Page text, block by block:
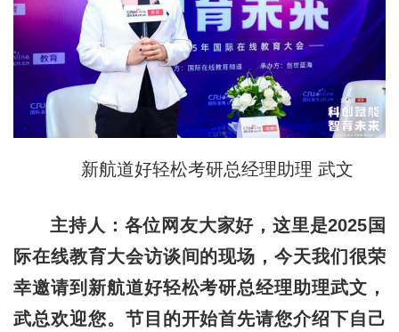
新航道好轻松考研总经理助理 武文
主持人：各位网友大家好，这里是2025国
际在线教育大会访谈间的现场，今天我们很荣
幸邀请到新航道好轻松考研总经理助理武文，
武总欢迎您。节目的开始首先请您介绍下自己